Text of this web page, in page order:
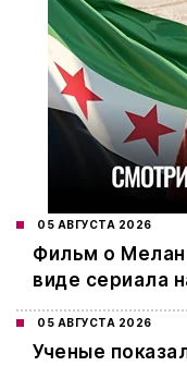
05 АВГУСТА 2026
Фильм о
виде сериала
05 АВГУСТА 2026
Ученые